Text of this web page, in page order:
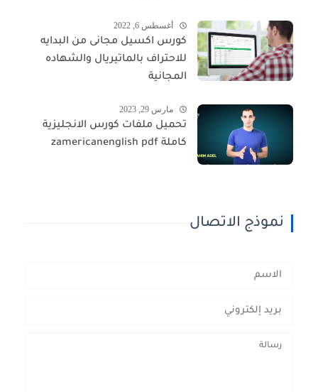
أغسطس 6, 2022
كورس اكسيل مجانى من البدايه
للاحتراف بالماتيريال والشهاده
المجانية
مارس 29, 2023
تحميل ملفات كورس الانجليزية
كاملة zamericanenglish pdf
نموذج الاتصال